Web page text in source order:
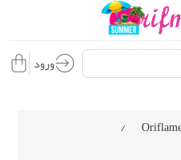
ورود
/